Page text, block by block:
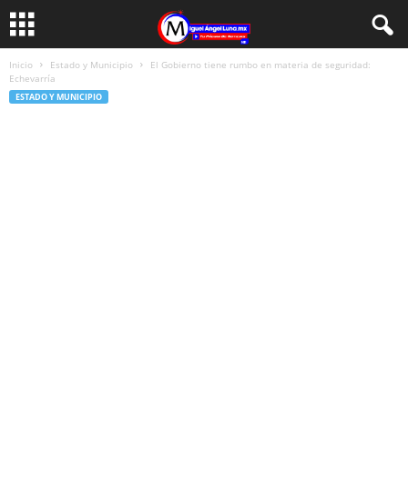
Inicio Estado y Municipio
El Gobierno tiene rumbo en materia de seguridad:
Echevarría
ESTADO Y MUNICIPIO